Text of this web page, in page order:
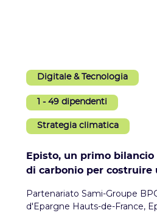
Digitale & Tecnologia
1 - 49 dipendenti
Strategia climatica
Episto, un primo
di carbonio per costruire
Partenariato Sami-Groupe
d'Epargne Hauts-de-France,